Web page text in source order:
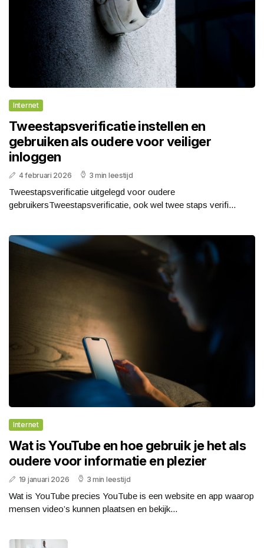
Internet
Tweestapsverificatie instellen en
gebruiken als oudere voor veiliger
inloggen
4 februari 2026 3 min leestijd
Tweestapsverificatie uitgelegd voor oudere
gebruikersTweestapsverificatie, ook wel twee staps verifi...
Internet
Wat is YouTube en hoe gebruik je het als
oudere voor informatie en plezier
19 januari 2026 3 min leestijd
Wat is YouTube precies YouTube is een website en app waarop
mensen video’s kunnen plaatsen en bekijk...